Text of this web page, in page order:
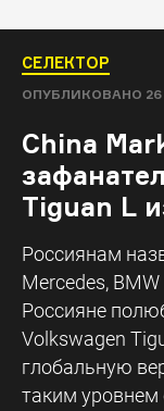
СЕЛЕКТОР
ОПУБЛИКОВАНО
China
Tiguan L
Россиянам
Mercedes,
Россияне
Volkswagen
глобальную
таким уровнем